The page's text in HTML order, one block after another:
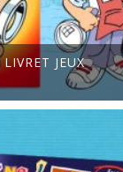
JEUX